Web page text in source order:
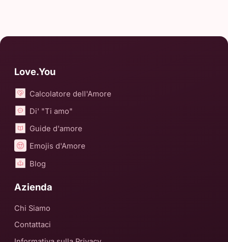
Love.You
Calcolatore dell'Amore
Di' "Ti amo"
Guide d'amore
Emojis d'Amore
Blog
Azienda
Chi Siamo
Contattaci